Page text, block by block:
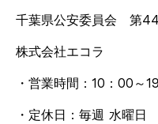
千葉県公安委員会 第
株式会社エコラ
・営業時間：10：00～
・定休日：毎週 水曜日